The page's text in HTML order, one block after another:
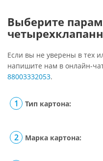
Выберите
Если вы не уверены в тех
напишите нам в онлайн-
88003332053.
Тип картона:
Марка картона: